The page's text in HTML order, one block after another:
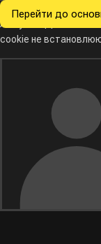
Перейти до
з
Ми хочемо збирати
Analytics. Доки ви не
cookie не